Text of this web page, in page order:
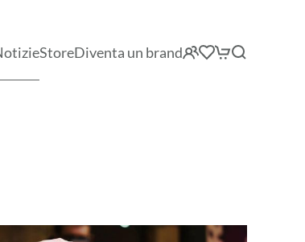
StoreDiventa un brand